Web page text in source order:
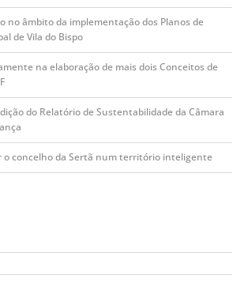
no âmbito da implementação dos Planos de
de Vila do Bispo
na elaboração de mais dois Conceitos de
do Relatório de Sustentabilidade da Câmara
o concelho da Sertã num território inteligente